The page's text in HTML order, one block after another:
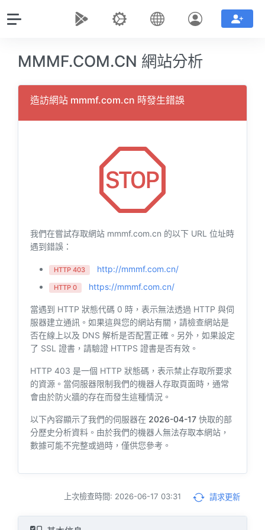
MMMF.COM.CN 網站分析
造訪網站 mmmf.com.cn 時發生錯誤
我們在嘗試存取網站 mmmf.com.cn 的以下 URL 位址時
遇到錯誤：
HTTP 403 http://mmmf.com.cn/
HTTP 0 https://mmmf.com.cn/
當遇到 HTTP 狀態代碼 0 時，表示無法透過 HTTP 與伺
服器建立通訊。如果這與您的網站有關，請檢查網站是
否在線上以及 DNS 解析是否配置正確。另外，如果設定
了 SSL 證書，請驗證 HTTPS 證書是否有效。
HTTP 403 是一個 HTTP 狀態碼，表示禁止存取所要求
的資源。當伺服器限制我們的機器人存取頁面時，通常
會由於防火牆的存在而發生這種情況。
以下內容顯示了我們的伺服器在 2026-04-17 快取的部
分歷史分析資料。由於我們的機器人無法存取本網站，
數據可能不完整或過時，僅供您參考。
上次檢查時間: 2026-06-17 03:31 請求更新